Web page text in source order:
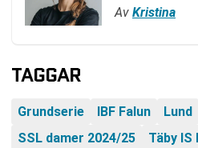
Av Kristina
TAGGAR
Grundserie IBF Falun Lund
SSL damer 2024/25
Täby IS